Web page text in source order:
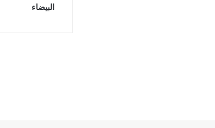
البيضاء